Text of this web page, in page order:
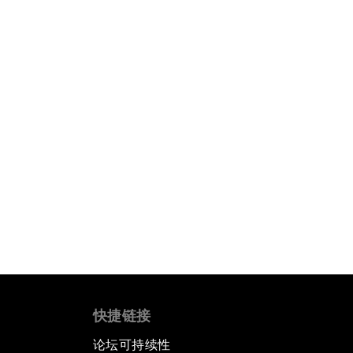
快捷链接
论坛可持续性